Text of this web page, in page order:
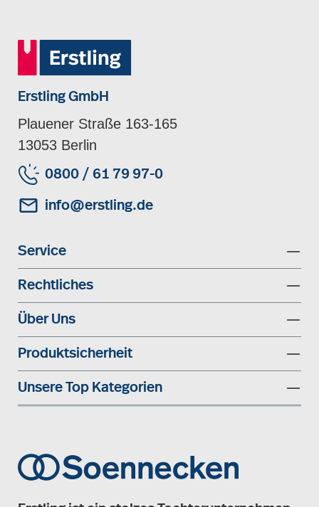
Erstling GmbH
Plauener Straße 163-165
13053 Berlin
0800 / 61 79 97-0
info@erstling.de
Service
Rechtliches
Über Uns
Produktsicherheit
Unsere Top Kategorien